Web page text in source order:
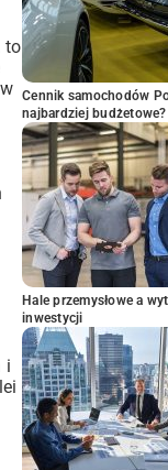
to
i
Cennik samochodów
najbardziej budżetowe?
Hale przemysłowe a
inwestycji